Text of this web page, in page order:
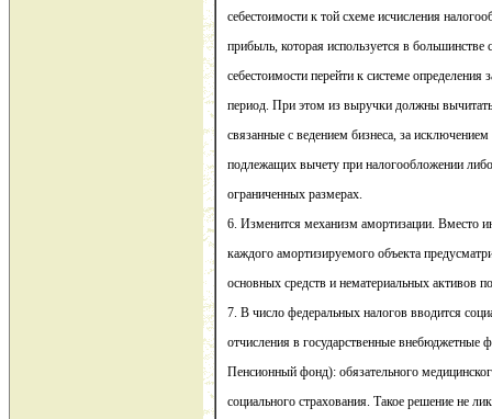
себестоимости к той схеме исчисления
прибыль, которая используется в большинстве
себестоимости перейти к системе определения
период. При этом из выручки должны
связанные с ведением бизнеса, за
подлежащих вычету при налогообложении
ограниченных размерах.
6. Изменится механизм амортизации. Вместо
каждого амортизируемого объекта
основных средств и нематериальных активов
7. В число федеральных налогов вводится
отчисления в государственные внебюджетные
Пенсионный фонд): обязательного
социального страхования. Такое решение не